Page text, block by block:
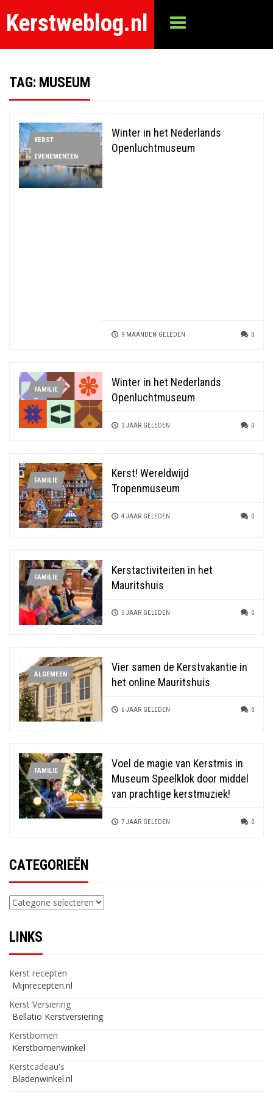
Kerstweblog.nl
TAG: MUSEUM
KERST
EVENEMENTEN
Winter in het Nederlands
Openluchtmuseum
9 MAANDEN GELEDEN 0
FAMILIE
Winter in het Nederlands
Openluchtmuseum
2 JAAR GELEDEN 0
FAMILIE
Kerst! Wereldwijd
Tropenmuseum
4 JAAR GELEDEN 0
FAMILIE
Kerstactiviteiten in het
Mauritshuis
5 JAAR GELEDEN 0
ALGEMEEN
Vier samen de Kerstvakantie in
het online Mauritshuis
6 JAAR GELEDEN 0
FAMILIE
Voel de magie van Kerstmis in
Museum Speelklok door middel
van prachtige kerstmuziek!
7 JAAR GELEDEN 0
CATEGORIEËN
Categorieën
LINKS
Kerst recepten
Mijnrecepten.nl
Kerst Versiering
Bellatio Kerstversiering
Kerstbomen
Kerstbomenwinkel
Kerstcadeau's
Bladenwinkel.nl